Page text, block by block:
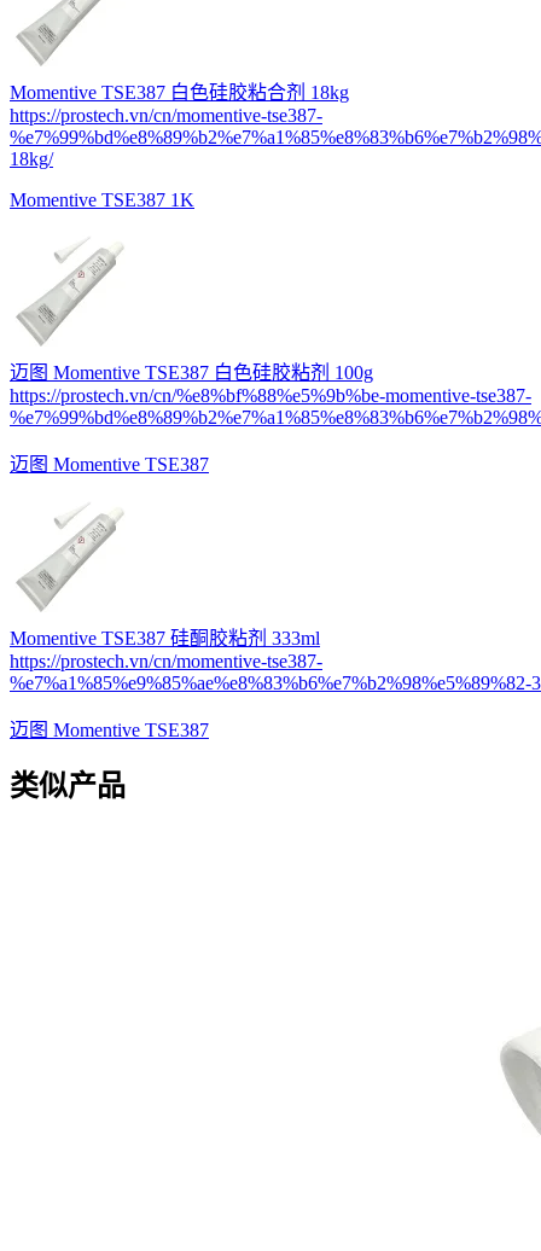
Momentive TSE387 白色硅胶粘合剂 18kg
https://prostech.vn/cn/momentive-tse387-
18kg/
Momentive TSE387 1K
迈图 Momentive TSE387 白色硅胶粘剂 100g
https://prostech.vn/cn/%e8%bf%88%e5%9b%be-momentive-tse387-
迈图 Momentive TSE387
Momentive TSE387 硅酮胶粘剂 333ml
https://prostech.vn/cn/momentive-tse387-
%e7%a1%85%e9%85%ae%e8%83%b6%e7%b2%98%e5%89%82-
迈图 Momentive TSE387
类似产品